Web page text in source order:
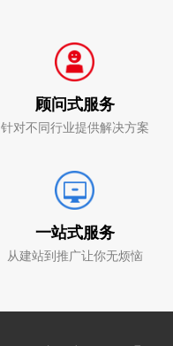
顾问式服务
针对不同行业提供解决方案
一站式服务
从建站到推广让你无烦恼